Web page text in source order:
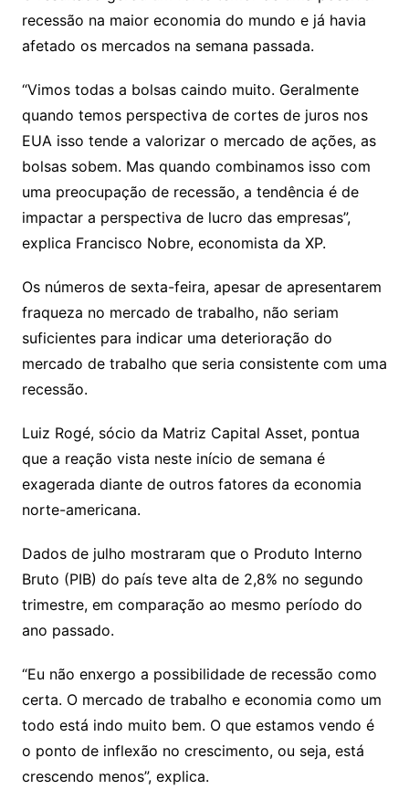
recessão na maior economia do mundo e já havia
afetado os mercados na semana passada.
“Vimos todas a bolsas caindo muito. Geralmente
quando temos perspectiva de cortes de juros nos
EUA isso tende a valorizar o mercado de ações, as
bolsas sobem. Mas quando combinamos isso com
uma preocupação de recessão, a tendência é de
impactar a perspectiva de lucro das empresas”,
explica Francisco Nobre, economista da XP.
Os números de sexta-feira, apesar de apresentarem
fraqueza no mercado de trabalho, não seriam
suficientes para indicar uma deterioração do
mercado de trabalho que seria consistente com uma
recessão.
Luiz Rogé, sócio da Matriz Capital Asset, pontua
que a reação vista neste início de semana é
exagerada diante de outros fatores da economia
norte-americana.
Dados de julho mostraram que o Produto Interno
Bruto (PIB) do país teve alta de 2,8% no segundo
trimestre, em comparação ao mesmo período do
ano passado.
“Eu não enxergo a possibilidade de recessão como
certa. O mercado de trabalho e economia como um
todo está indo muito bem. O que estamos vendo é
o ponto de inflexão no crescimento, ou seja, está
crescendo menos”, explica.